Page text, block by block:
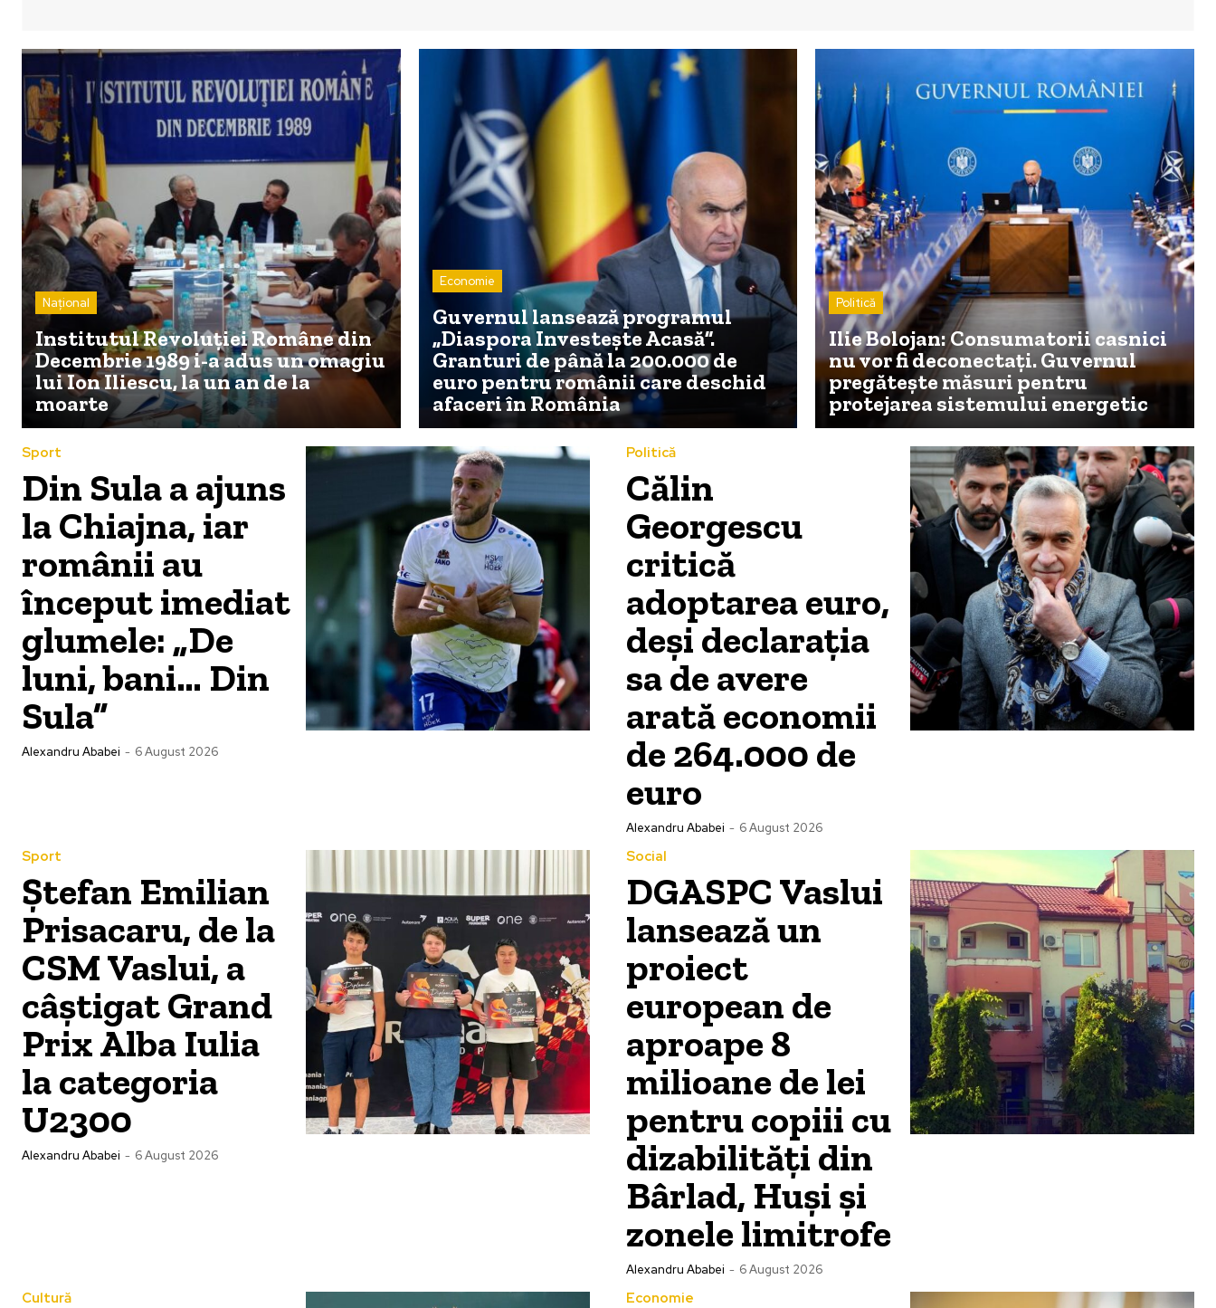
Național
Institutul Revoluției Române din
Decembrie 1989 i-a adus un omagiu
lui Ion Iliescu, la un an de la
moarte
Economie
Guvernul lansează programul
„Diaspora Investește Acasă”.
Granturi de până la 200.000 de
euro pentru românii care deschid
afaceri în România
Politică
Ilie Bolojan: Consumatorii casnici
nu vor fi deconectați. Guvernul
pregătește măsuri pentru
protejarea sistemului energetic
Sport
Din Sula a ajuns
la Chiajna, iar
românii au
început imediat
glumele: „De
luni, bani… Din
Sula”
Alexandru Ababei - 6 August 2026
Politică
Călin
Georgescu
critică
adoptarea euro,
deși declarația
sa de avere
arată economii
de 264.000 de
euro
Alexandru Ababei - 6 August 2026
Sport
Ștefan Emilian
Prisacaru, de la
CSM Vaslui, a
câștigat Grand
Prix Alba Iulia
la categoria
U2300
Alexandru Ababei - 6 August 2026
Social
DGASPC Vaslui
lansează un
proiect
european de
aproape 8
milioane de lei
pentru copiii cu
dizabilități din
Bârlad, Huși și
zonele limitrofe
Alexandru Ababei - 6 August 2026
Cultură Economie